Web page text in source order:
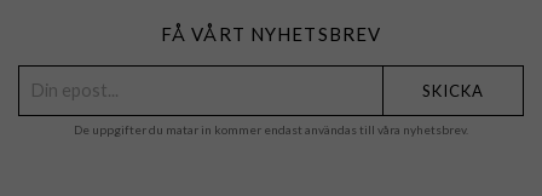
FÅ VÅRT NYHETSBREV
SKICKA
De uppgifter du matar in kommer endast användas till våra nyhetsbrev.